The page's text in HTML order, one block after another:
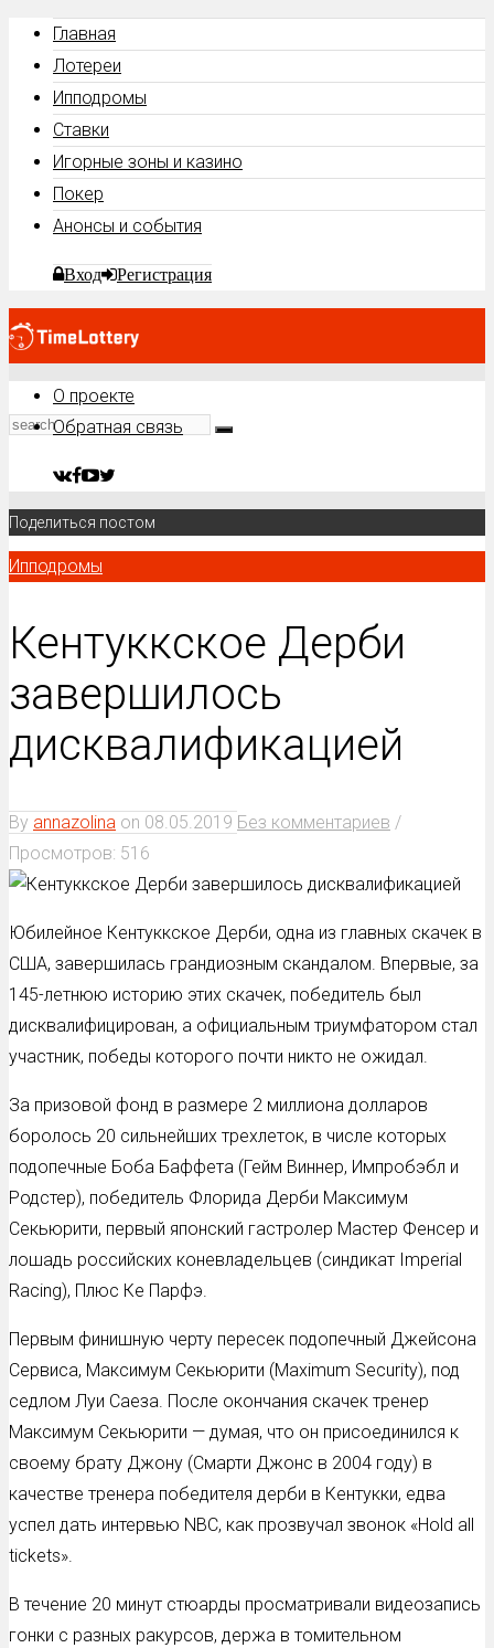
Главная
Лотереи
Ипподромы
Ставки
Игорные зоны и казино
Покер
Анонсы и события
Вход Регистрация
О проекте
Обратная связь
Поделиться постом
Ипподромы
Кентуккское Дерби
завершилось
дисквалификацией
By annazolina on 08.05.2019 Без комментариев /
Просмотров: 516
Юбилейное Кентуккское Дерби, одна из главных скачек в
США, завершилась грандиозным скандалом. Впервые, за
145-летнюю историю этих скачек, победитель был
дисквалифицирован, а официальным триумфатором стал
участник, победы которого почти никто не ожидал.
За призовой фонд в размере 2 миллиона долларов
боролось 20 сильнейших трехлеток, в числе которых
подопечные Боба Баффета (Гейм Виннер, Импробэбл и
Родстер), победитель Флорида Дерби Максимум
Секьюрити, первый японский гастролер Мастер Фенсер и
лошадь российских коневладельцев (синдикат Imperial
Racing), Плюс Ке Парфэ.
Первым финишную черту пересек подопечный Джейсона
Сервиса, Максимум Секьюрити (Maximum Security), под
седлом Луи Саеза. После окончания скачек тренер
Максимум Секьюрити — думая, что он присоединился к
своему брату Джону (Смарти Джонс в 2004 году) в
качестве тренера победителя дерби в Кентукки, едва
успел дать интервью NBC, как прозвучал звонок «Hold all
tickets».
В течение 20 минут стюарды просматривали видеозапись
гонки с разных ракурсов, держа в томительном